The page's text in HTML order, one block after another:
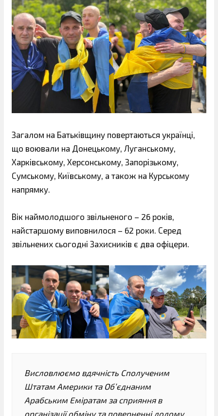
Загалом на Батьківщину повертаються українці,
що воювали на Донецькому, Луганському,
Харківському, Херсонському, Запорізькому,
Сумському, Київському, а також на Курському
напрямку.
Вік наймолодшого звільненого – 26 років,
найстаршому виповнилося – 62 роки. Серед
звільнених сьогодні Захисників є два офіцери.
Висловлюємо вдячність Сполученим
Штатам Америки та Об’єднаним
Арабським Еміратам за сприяння в
організації обміну та поверненні додому